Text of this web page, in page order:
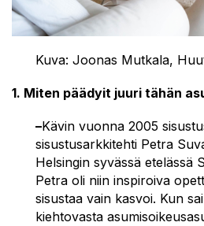
Kuva: Joonas Mutkala,
1. Miten päädyit juuri tähän
–Kävin vuonna 2005
sisustusarkkitehti Petra
Helsingin syvässä etelässä
Petra oli niin inspiroiva
sisustaa vain kasvoi. Kun
kiehtovasta